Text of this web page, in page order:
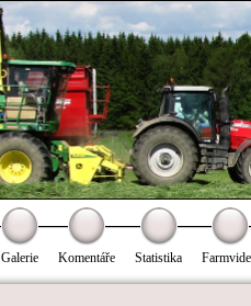
Galerie Komentáře Statistika